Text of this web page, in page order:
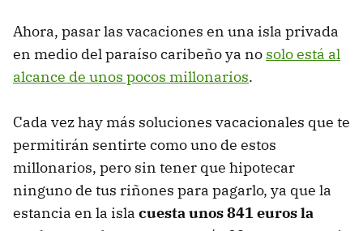
Ahora, pasar las vacaciones en una isla privada
en medio del paraíso caribeño ya no solo está al
alcance de unos pocos millonarios.
Cada vez hay más soluciones vacacionales que te
permitirán sentirte como uno de estos
millonarios, pero sin tener que hipotecar
ninguno de tus riñones para pagarlo, ya que la
estancia en la isla cuesta unos 841 euros la